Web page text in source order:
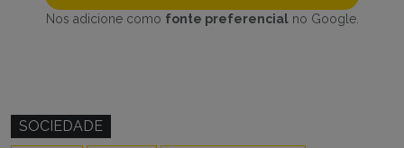
Nos adicione como fonte preferencialno Google.
SOCIEDADE